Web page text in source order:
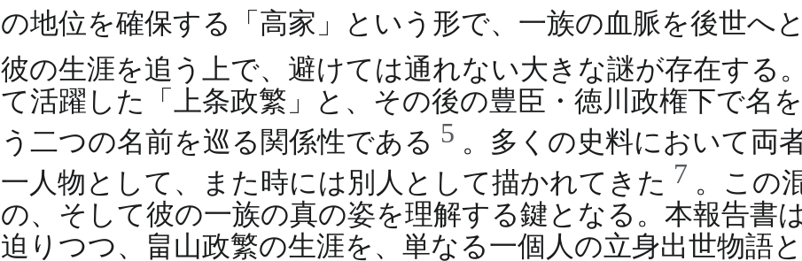
の地位を確保する「高家」という形で、一族の血脈を後世へ
彼の生涯を追う上で、避けては通れない大きな謎が存在する
て活躍した「上条政繁」と、その後の豊臣・徳川政権下で名
う二つの名前を巡る関係性である 5 。多くの史料において両
一人物として、また時には別人として描かれてきた 7 。この
の、そして彼の一族の真の姿を理解する鍵となる。本報告書
迫りつつ、畠山政繁の生涯を、単なる一個人の立身出世物語